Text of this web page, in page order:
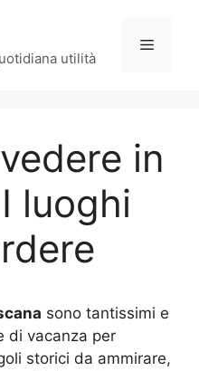
utilità
Menu
in
luoghi
sono tantissimi e
di vacanza per
storici da ammirare,